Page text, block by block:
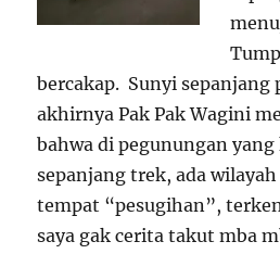
bercakap. Sunyi sepanjang
akhirnya Pak Pak Wagini
bahwa di pegunungan
sepanjang trek, ada
tempat “pesugihan”,
saya gak cerita takut mba